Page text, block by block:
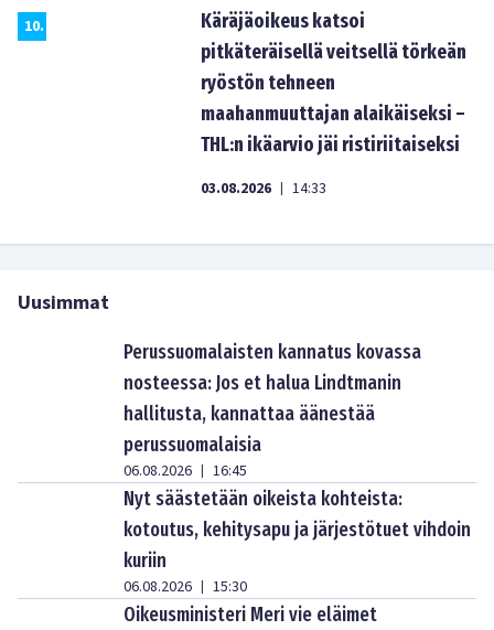
10.
Käräjäoikeus katsoi
pitkäteräisellä veitsellä törkeän
ryöstön tehneen
maahanmuuttajan alaikäiseksi –
THL:n ikäarvio jäi ristiriitaiseksi
03.08.2026 | 14:33
Uusimmat
Perussuomalaisten kannatus kovassa
nosteessa: Jos et halua Lindtmanin
hallitusta, kannattaa äänestää
perussuomalaisia
06.08.2026 | 16:45
Nyt säästetään oikeista kohteista:
kotoutus, kehitysapu ja järjestötuet vihdoin
kuriin
06.08.2026 | 15:30
Oikeusministeri Meri vie eläimet